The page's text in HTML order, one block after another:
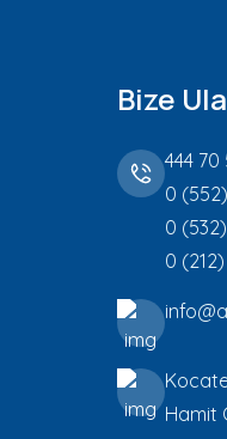
Bize
444 70
0
0
0
Hamit